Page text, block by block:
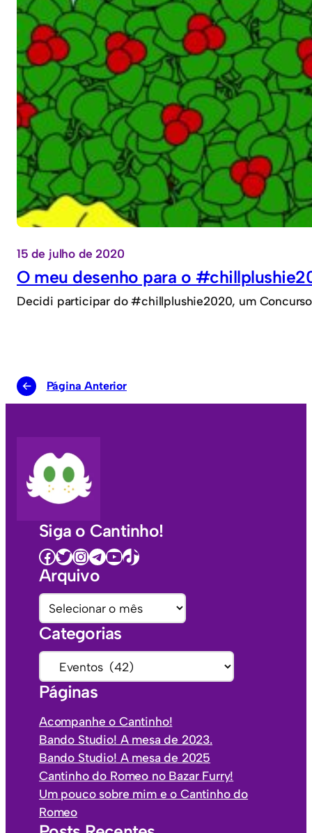
15 de julho de 2020
O meu desenho para o
Decidi participar do #chillplushie2020, um
← Página Anterior
Siga o Cantinho!
Facebook Twitter InstagramTelegramYoutube TikTok
Arquivo
A
r
q
u
v
s
Categorias
C
a
t
e
g
o
i
a
s
Páginas
Acompanhe o Cantinho!
Bando Studio! A mesa de 2023.
Bando Studio! A mesa de 2025
Cantinho do Romeo no Bazar Furry!
Um pouco sobre mim e o Cantinho do
Romeo